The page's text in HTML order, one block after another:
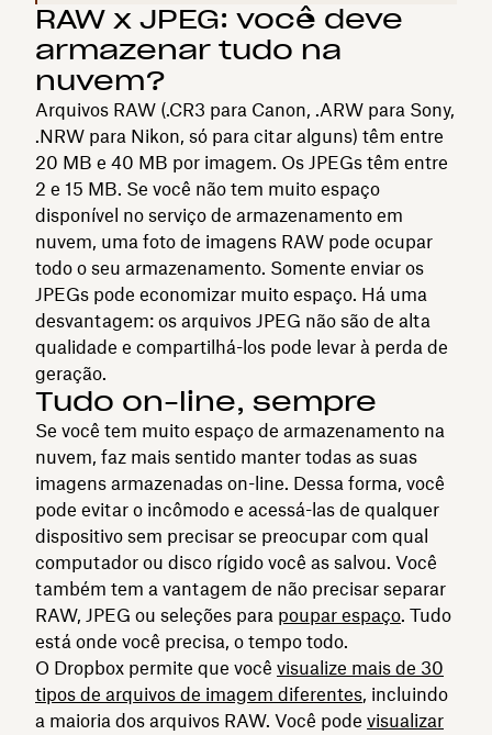
RAW x JPEG: você deve
armazenar tudo na
nuvem?
Arquivos RAW (.CR3 para Canon, .ARW para Sony,
.NRW para Nikon, só para citar alguns) têm entre
20 MB e 40 MB por imagem. Os JPEGs têm entre
2 e 15 MB. Se você não tem muito espaço
disponível no serviço de armazenamento em
nuvem, uma foto de imagens RAW pode ocupar
todo o seu armazenamento. Somente enviar os
JPEGs pode economizar muito espaço. Há uma
desvantagem: os arquivos JPEG não são de alta
qualidade e compartilhá-los pode levar à perda de
geração.
Tudo on-line, sempre
Se você tem muito espaço de armazenamento na
nuvem, faz mais sentido manter todas as suas
imagens armazenadas on-line. Dessa forma, você
pode evitar o incômodo e acessá-las de qualquer
dispositivo sem precisar se preocupar com qual
computador ou disco rígido você as salvou. Você
também tem a vantagem de não precisar separar
RAW, JPEG ou seleções para poupar espaço. Tudo
está onde você precisa, o tempo todo.
O Dropbox permite que você visualize mais de 30
tipos de arquivos de imagem diferentes, incluindo
a maioria dos arquivos RAW. Você pode visualizar